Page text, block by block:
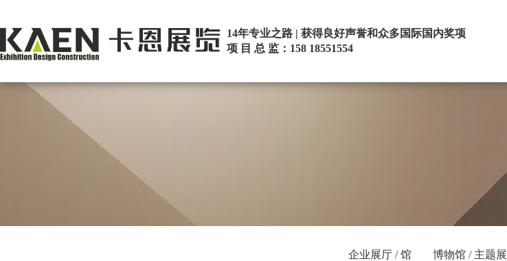
14年专业之路 | 获得良好声誉和众多国际国内奖项
项 目 总 监：158 18551554
企业展厅 / 馆 博物馆 / 主题展